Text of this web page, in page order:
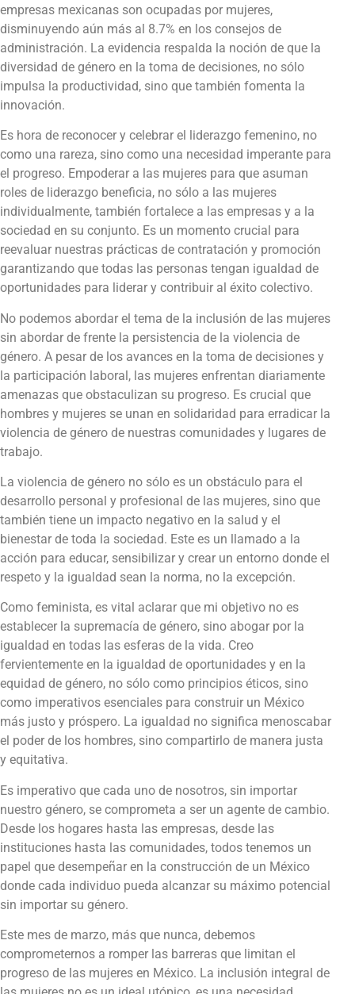
empresas mexicanas son ocupadas por mujeres,
disminuyendo aún más al 8.7% en los consejos de
administración. La evidencia respalda la noción de que la
diversidad de género en la toma de decisiones, no sólo
impulsa la productividad, sino que también fomenta la
innovación.
Es hora de reconocer y celebrar el liderazgo femenino, no
como una rareza, sino como una necesidad imperante para
el progreso. Empoderar a las mujeres para que asuman
roles de liderazgo beneficia, no sólo a las mujeres
individualmente, también fortalece a las empresas y a la
sociedad en su conjunto. Es un momento crucial para
reevaluar nuestras prácticas de contratación y promoción
garantizando que todas las personas tengan igualdad de
oportunidades para liderar y contribuir al éxito colectivo.
No podemos abordar el tema de la inclusión de las mujeres
sin abordar de frente la persistencia de la violencia de
género. A pesar de los avances en la toma de decisiones y
la participación laboral, las mujeres enfrentan diariamente
amenazas que obstaculizan su progreso. Es crucial que
hombres y mujeres se unan en solidaridad para erradicar la
violencia de género de nuestras comunidades y lugares de
trabajo.
La violencia de género no sólo es un obstáculo para el
desarrollo personal y profesional de las mujeres, sino que
también tiene un impacto negativo en la salud y el
bienestar de toda la sociedad. Este es un llamado a la
acción para educar, sensibilizar y crear un entorno donde el
respeto y la igualdad sean la norma, no la excepción.
Como feminista, es vital aclarar que mi objetivo no es
establecer la supremacía de género, sino abogar por la
igualdad en todas las esferas de la vida. Creo
fervientemente en la igualdad de oportunidades y en la
equidad de género, no sólo como principios éticos, sino
como imperativos esenciales para construir un México
más justo y próspero. La igualdad no significa menoscabar
el poder de los hombres, sino compartirlo de manera justa
y equitativa.
Es imperativo que cada uno de nosotros, sin importar
nuestro género, se comprometa a ser un agente de cambio.
Desde los hogares hasta las empresas, desde las
instituciones hasta las comunidades, todos tenemos un
papel que desempeñar en la construcción de un México
donde cada individuo pueda alcanzar su máximo potencial
sin importar su género.
Este mes de marzo, más que nunca, debemos
comprometernos a romper las barreras que limitan el
progreso de las mujeres en México. La inclusión integral de